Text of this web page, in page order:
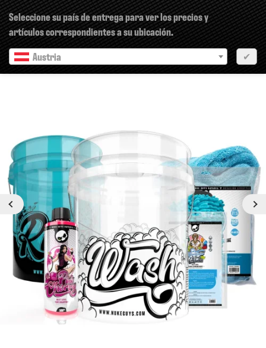
Seleccione su país de entrega para ver los precios y
artículos correspondientes a su ubicación.
Austria
✔
Anterior siguiente